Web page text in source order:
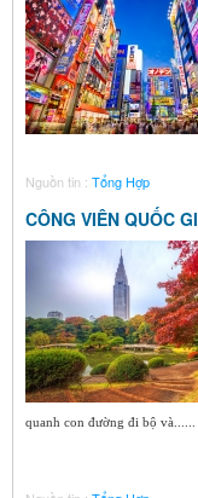
Nguồn tin : Tổng Hợp
CÔNG VIÊN QUỐC
quanh con đường đi bộ và......